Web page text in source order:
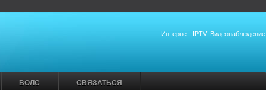
Интернет. IPTV. Видеонаблюдение.
ВОЛС СВЯЗАТЬСЯ